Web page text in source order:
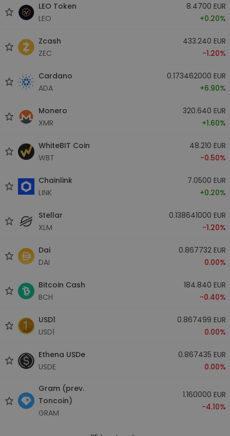
LEO Token
LEO
8.4700 EUR
+0.20%
Zcash
ZEC
433.240 EUR
-1.20%
Cardano
ADA
0.173462000 EUR
+6.90%
Monero
XMR
320.640 EUR
+1.60%
WhiteBIT Coin
WBT
48.210 EUR
-0.50%
Chainlink
LINK
7.0500 EUR
+0.20%
Stellar
XLM
0.138641000 EUR
-1.20%
Dai
DAI
0.867732 EUR
0.00%
Bitcoin Cash
BCH
184.840 EUR
-0.40%
USD1
USD1
0.867499 EUR
0.00%
Ethena USDe
USDE
0.867435 EUR
0.00%
Gram (prev.
Toncoin)
GRAM
1.160000 EUR
-4.10%